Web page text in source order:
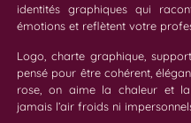
identités graphiques qui
émotions et reflètent votre
Logo, charte graphique,
pensé pour être cohérent,
rose, on aime la chaleur et la
jamais l’air froids ni